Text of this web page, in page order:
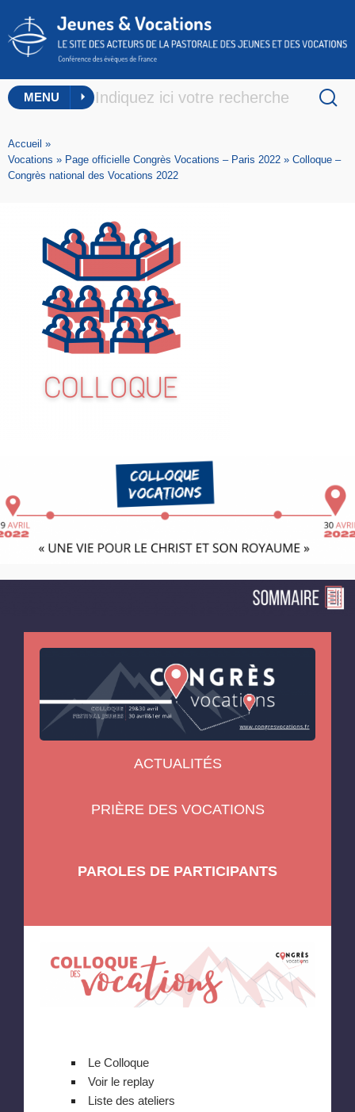
MENU
Accueil »
Vocations » Page officielle Congrès Vocations – Paris 2022 » Colloque –
Congrès national des Vocations 2022
ACTUALITÉS
PRIÈRE DES VOCATIONS
PAROLES DE PARTICIPANTS
Le Colloque
Voir le replay
Liste des ateliers